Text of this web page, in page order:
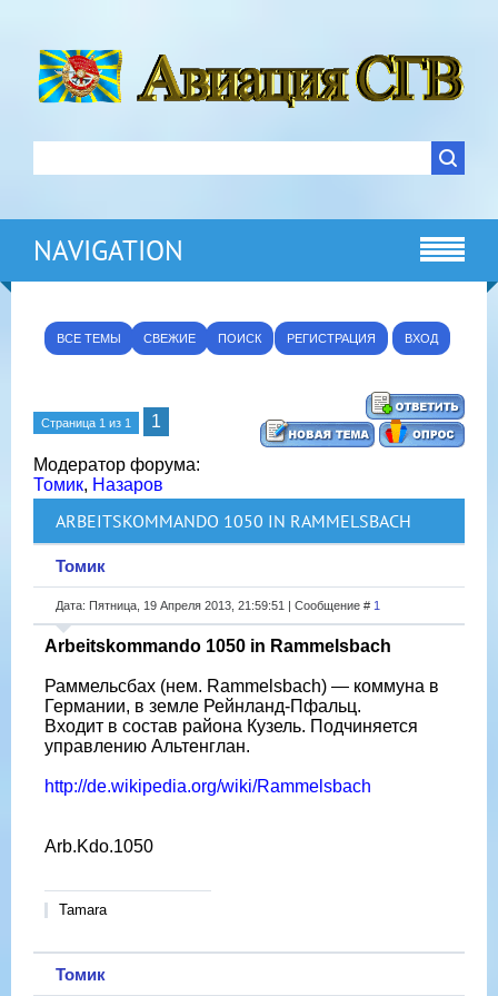
NAVIGATION
ВСЕ ТЕМЫ СВЕЖИЕ ПОИСК РЕГИСТРАЦИЯ ВХОД
Страница 1 из 1 1
Модератор форума:
Томик, Назаров
ARBEITSKOMMANDO 1050 IN RAMMELSBACH
Томик
Дата: Пятница, 19 Апреля 2013, 21:59:51 | Сообщение # 1
Arbeitskommando 1050 in Rammelsbach
Раммельсбах (нем. Rammelsbach) — коммуна в
Германии, в земле Рейнланд-Пфальц.
Входит в состав района Кузель. Подчиняется
управлению Альтенглан.
http://de.wikipedia.org/wiki/Rammelsbach
Arb.Kdo.1050
Tamara
Томик